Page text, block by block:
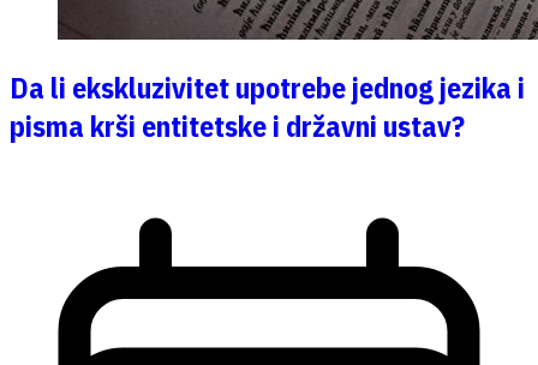
Da li ekskluzivitet upotrebe jednog jezika i
pisma krši entitetske i državni ustav?